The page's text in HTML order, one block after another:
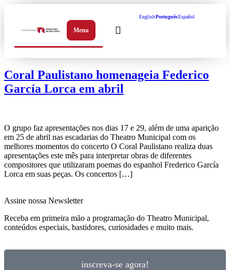
MenuAbrir menu de navegação
EnglishPortuguêsEspañol
Coral Paulistano homenageia Federico
García Lorca em abril
O grupo faz apresentações nos dias 17 e 29, além de uma aparição
em 25 de abril nas escadarias do Theatro Municipal com os
melhores momentos do concerto O Coral Paulistano realiza duas
apresentações este mês para interpretar obras de diferentes
compositores que utilizaram poemas do espanhol Frederico García
Lorca em suas peças. Os concertos […]
Assine nossa Newsletter
Receba em primeira mão a programação do Theatro Municipal,
conteúdos especiais, bastidores, curiosidades e muito mais.
inscreva-se agora!